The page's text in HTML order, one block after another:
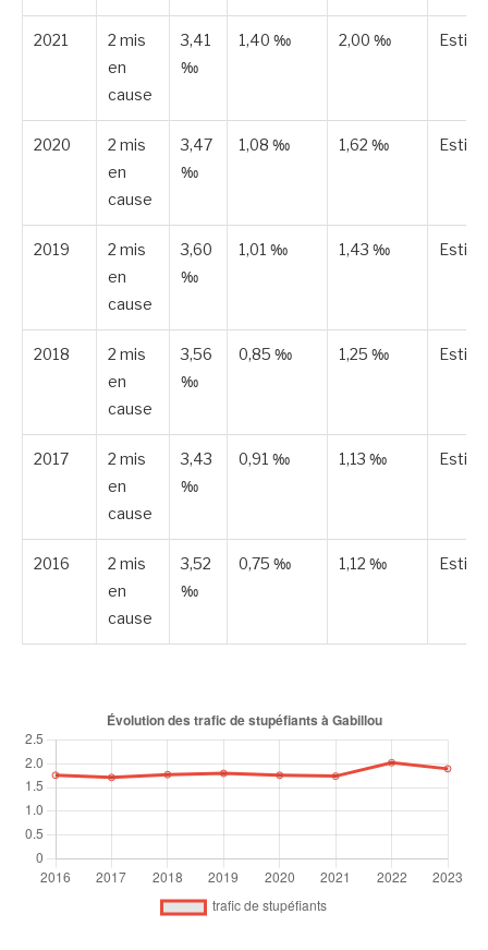
2021
2 mis
en
cause
3,41
‰
1,40 ‰ 2,00 ‰
2020
2 mis
en
cause
3,47
‰
1,08 ‰ 1,62 ‰
2019
2 mis
en
cause
3,60
‰
1,01 ‰ 1,43 ‰
2018
2 mis
en
cause
3,56
‰
0,85 ‰ 1,25 ‰
2017
2 mis
en
cause
3,43
‰
0,91 ‰ 1,13 ‰
2016
2 mis
en
cause
3,52
‰
0,75 ‰ 1,12 ‰